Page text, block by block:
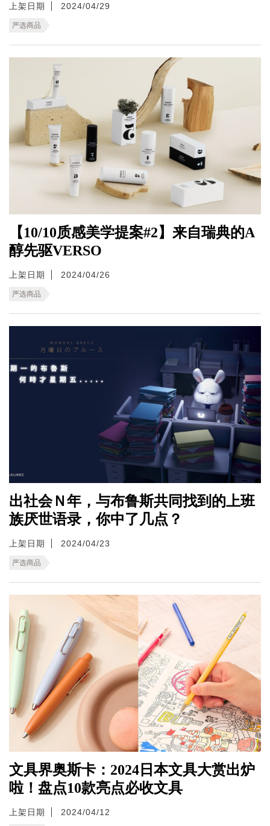
上架日期 2024/04/29
严选商品
【10/10质感美学提案#2】来自瑞典的A
醇先驱VERSO
上架日期 2024/04/26
严选商品
出社会Ｎ年，与布鲁斯共同找到的上班
族厌世语录，你中了几点？
上架日期 2024/04/23
严选商品
文具界奥斯卡：2024日本文具大赏出炉
啦！盘点10款亮点必收文具
上架日期 2024/04/12